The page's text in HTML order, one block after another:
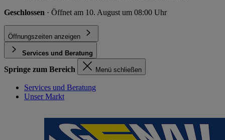
Geschlossen · Öffnet am 10. August um 08:00 Uhr
Öffnungszeiten anzeigen
Services und Beratung
Springe zum Bereich Menü schließen
Services und Beratung
Unser Markt